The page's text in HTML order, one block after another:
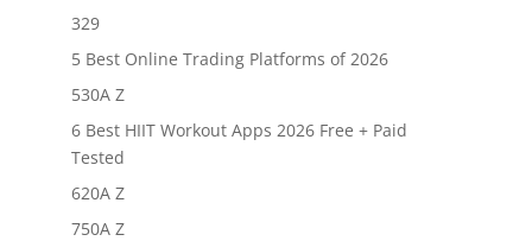
329
5 Best Online Trading Platforms of 2026
530A Z
6 Best HIIT Workout Apps 2026 Free + Paid
Tested
620A Z
750A Z